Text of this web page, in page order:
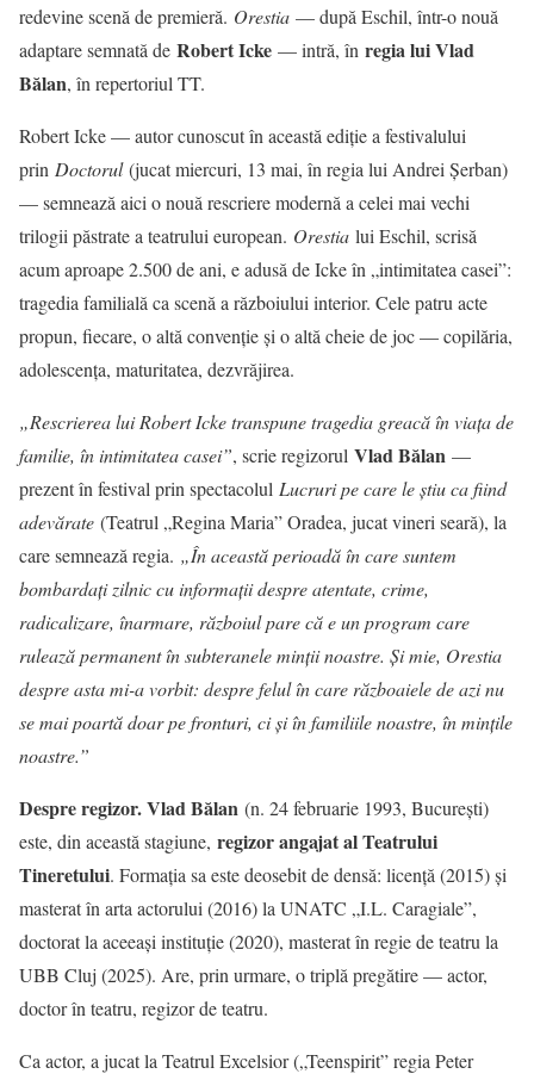
redevine scenă de premieră. Orestia — după Eschil, într-o nouă
adaptare semnată de Robert Icke — intră, în regia lui Vlad
Bălan, în repertoriul TT.
Robert Icke — autor cunoscut în această ediție a festivalului
prin Doctorul(jucat miercuri, 13 mai, în regia lui Andrei Șerban)
— semnează aici o nouă rescriere modernă a celei mai vechi
trilogii păstrate a teatrului european. Orestia lui Eschil, scrisă
acum aproape 2.500 de ani, e adusă de Icke în „intimitatea casei”:
tragedia familială ca scenă a războiului interior. Cele patru acte
propun, fiecare, o altă convenție și o altă cheie de joc — copilăria,
adolescența, maturitatea, dezvrăjirea.
„Rescrierea lui Robert Icke transpune tragedia greacă în viața de
familie, în intimitatea casei”, scrie regizorul Vlad Bălan —
prezent în festival prin spectacolul Lucruri pe care le știu ca fiind
adevărate (Teatrul „Regina Maria” Oradea, jucat vineri seară), la
care semnează regia. „În această perioadă în care suntem
bombardați zilnic cu informații despre atentate, crime,
radicalizare, înarmare, războiul pare că e un program care
rulează permanent în subteranele minții noastre. Și mie, Orestia
despre asta mi-a vorbit: despre felul în care războaiele de azi nu
se mai poartă doar pe fronturi, ci și în familiile noastre, în mințile
noastre.”
Despre regizor. Vlad Bălan (n. 24 februarie 1993, București)
este, din această stagiune, regizor angajat al Teatrului
Tineretului. Formația sa este deosebit de densă: licență (2015) și
masterat în arta actorului (2016) la UNATC „I.L. Caragiale”,
doctorat la aceeași instituție (2020), masterat în regie de teatru la
UBB Cluj (2025). Are, prin urmare, o triplă pregătire — actor,
doctor în teatru, regizor de teatru.
Ca actor, a jucat la Teatrul Excelsior („Teenspirit” regia Peter